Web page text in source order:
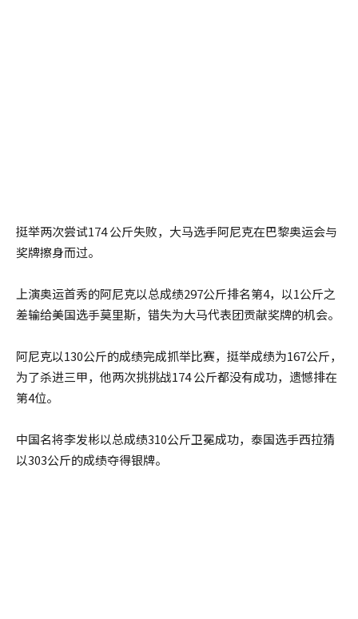
挺举两次尝试174 公斤失败，大马选手阿尼克在巴黎奥运会与
奖牌擦身而过。
上演奥运首秀的阿尼克以总成绩297公斤排名第4，以1公斤之
差输给美国选手莫里斯，错失为大马代表团贡献奖牌的机会。
阿尼克以130公斤的成绩完成抓举比赛，挺举成绩为167公斤，
为了杀进三甲，他两次挑挑战174 公斤都没有成功，遗憾排在
第4位。
中国名将李发彬以总成绩310公斤卫冕成功，泰国选手西拉猜
以303公斤的成绩夺得银牌。